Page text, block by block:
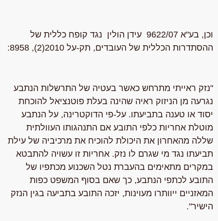
וכן, בע"א 9622/07
עידן הולין נגד קופח כללית של
ההסתדרות הכללית של העובדים, תק-על 2010(2), 8958:
"נזק ראייתי מתרחשכאשר בעטיה של התרשלות הנתבע
נגרעה מן הניזוק ראיה שהינה בעלת פוטנציאל להוכחת
יסוד או טענה בתביעתו. על-פי הדוקטרינה, על הנתבע
מוטלת אחריות כלפי התובע אם התנהגותו העוולתית
שללה מהאחרון את היכולת להוכיח את מרכיביה של עילת
תביעתו נגד מי שגרם לו נזק. אחריות זו עשויה להתבטא
במקרים מתאימים בהעברת נטל השכנוע מכתפיו של
התובע לכתפי הנתבע, כך שאם בסוף המשפט כפות
המאזניים ייוותרו מעוינות, יזכה התובע בתביעה בגין הנזק
הישיר".